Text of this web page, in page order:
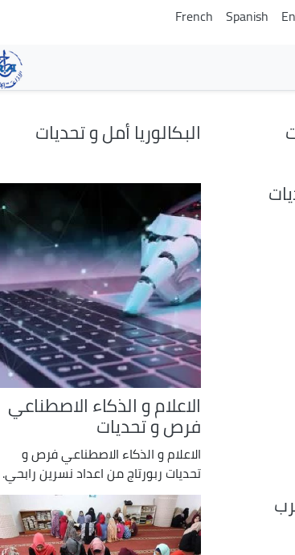
Spanish
French
البكالوريا أمل و تحديات
الاعلام و الذكاء الاصطناعي
فرص و تحديات
الاعلام و الذكاء الاصطناعي فرص و
تحديات ربورتاج من اعداد نسرين رابحي.